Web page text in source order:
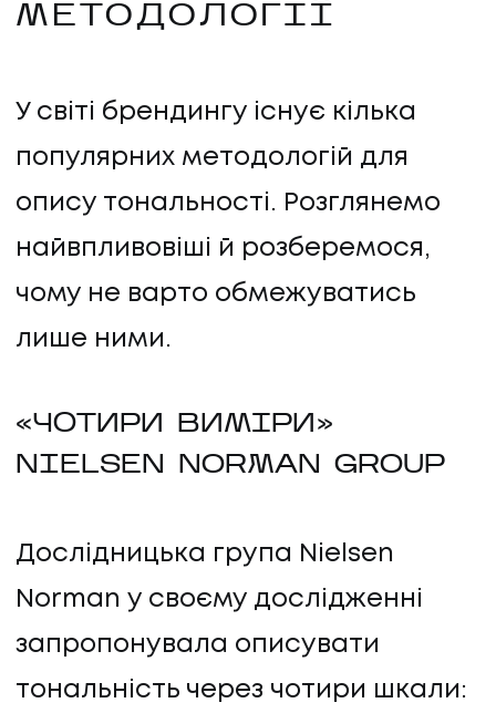
МЕТОДОЛОГІЇ
У світі брендингу існує кілька
популярних методологій для
опису тональності. Розглянемо
найвпливовіші й розберемося,
чому не варто обмежуватись
лише ними.
«ЧОТИРИ ВИМІРИ»
NIELSEN NORMAN GROUP
Дослідницька група Nielsen
Norman у своєму дослідженні
запропонувала описувати
тональність через чотири шкали: